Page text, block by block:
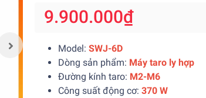
9.900.000₫
Model: SWJ-6D
Dòng sản phẩm: Máy taro ly hợp
Đường kính taro: M2-M6
Công suất động cơ: 370 W